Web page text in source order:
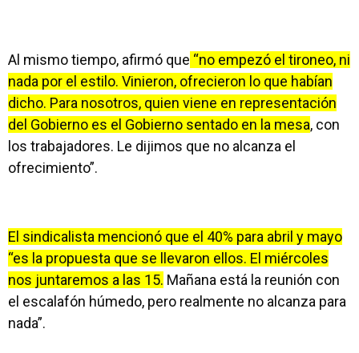
Al mismo tiempo, afirmó que “no empezó el tironeo, ni
nada por el estilo. Vinieron, ofrecieron lo que habían
dicho. Para nosotros, quien viene en representación
del Gobierno es el Gobierno sentado en la mesa, con
los trabajadores. Le dijimos que no alcanza el
ofrecimiento”.
El sindicalista mencionó que el 40% para abril y mayo
“es la propuesta que se llevaron ellos. El miércoles
nos juntaremos a las 15. Mañana está la reunión con
el escalafón húmedo, pero realmente no alcanza para
nada”.